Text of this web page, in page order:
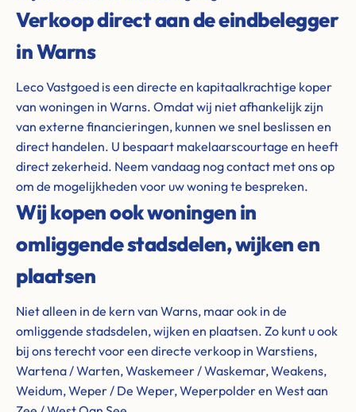
Verkoop direct aan de eindbelegger
in Warns
Leco Vastgoed is een directe en kapitaalkrachtige koper
van woningen in Warns. Omdat wij niet afhankelijk zijn
van externe financieringen, kunnen we snel beslissen en
direct handelen. U bespaart makelaarscourtage en heeft
direct zekerheid. Neem vandaag nog contact met ons op
om de mogelijkheden voor uw woning te bespreken.
Wij kopen ook woningen in
omliggende stadsdelen, wijken en
plaatsen
Niet alleen in de kern van Warns, maar ook in de
omliggende stadsdelen, wijken en plaatsen. Zo kunt u ook
bij ons terecht voor een directe verkoop in Warstiens,
Wartena / Warten, Waskemeer / Waskemar, Weakens,
Weidum, Weper / De Weper, Weperpolder en West aan